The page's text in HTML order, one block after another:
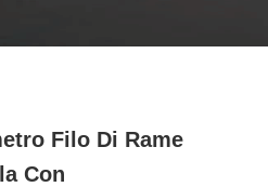
Filo Di Rame
Con